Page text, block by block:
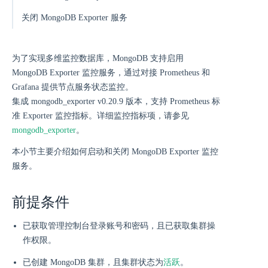
关闭 MongoDB Exporter 服务
为了实现多维监控数据库，MongoDB 支持启用
MongoDB Exporter 监控服务，通过对接 Prometheus 和
Grafana 提供节点服务状态监控。
集成 mongodb_exporter v0.20.9 版本，支持 Prometheus 标
准 Exporter 监控指标。详细监控指标项，请参见
mongodb_exporter。
本小节主要介绍如何启动和关闭 MongoDB Exporter 监控
服务。
前提条件
已获取管理控制台登录账号和密码，且已获取集群操
作权限。
已创建 MongoDB 集群，且集群状态为活跃。